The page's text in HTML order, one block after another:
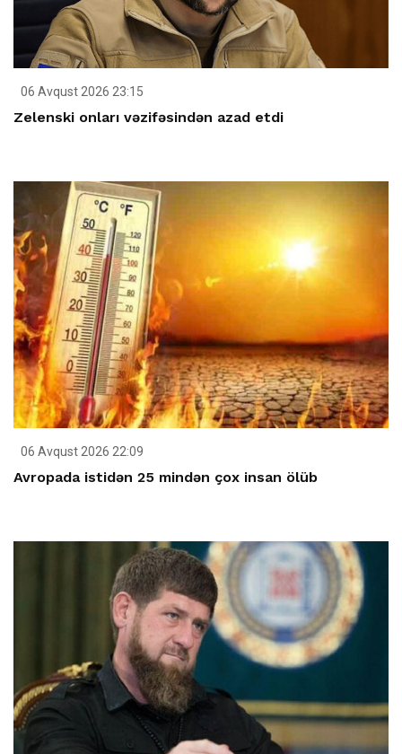
06 Avqust 2026 23:15
Zelenski onları vəzifəsindən azad etdi
06 Avqust 2026 22:09
Avropada istidən 25 mindən çox insan ölüb